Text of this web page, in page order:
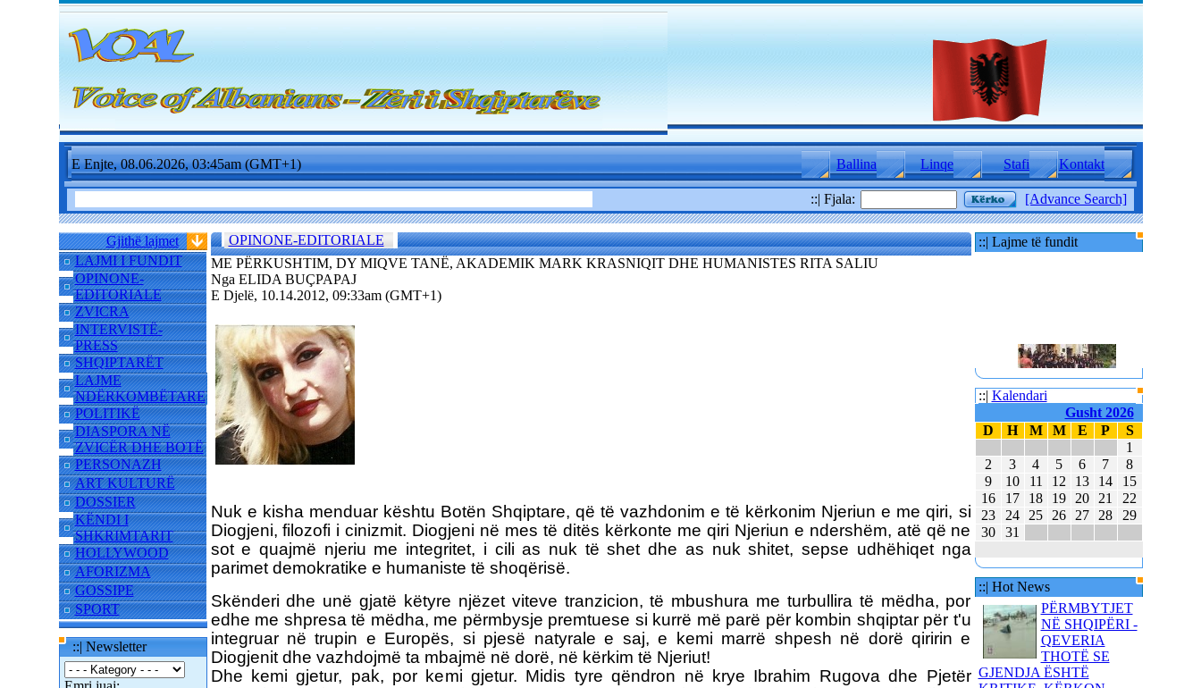
E Enjte, 08.06.2026, 03:45am (GMT+1) Ballina Linqe Stafi Kontakt
::| Fjala: [Advance Search]
Gjithë lajmet
LAJMI I FUNDIT
OPINONE-
EDITORIALE
ZVICRA
INTERVISTË-
PRESS
SHQIPTARËT
LAJME
NDËRKOMBËTARE
POLITIKË
DIASPORA NË
ZVICËR DHE BOTË
PERSONAZH
ART KULTURË
DOSSIER
KËNDI I
SHKRIMTARIT
HOLLYWOOD
AFORIZMA
GOSSIPE
SPORT
::| Newsletter
OPINONE-EDITORIALE
ME PËRKUSHTIM, DY MIQVE TANË, AKADEMIK MARK KRASNIQIT DHE HUMANISTES RITA SALIU
Nga ELIDA BUÇPAPAJ
E Djelë, 10.14.2012, 09:33am (GMT+1)
Nuk e kisha menduar kështu Botën Shqiptare, që të vazhdonim e të kërkonim Njeriun e me qiri, si
Diogjeni, filozofi i cinizmit. Diogjeni në mes të ditës kërkonte me qiri Njeriun e ndershëm, atë që ne
sot e quajmë njeriu me integritet, i cili as nuk të shet dhe as nuk shitet, sepse udhëhiqet nga
parimet demokratike e humaniste të shoqërisë.
Skënderi dhe unë gjatë këtyre njëzet viteve tranzicion, të mbushura me turbullira të mëdha, por
edhe me shpresa të mëdha, me përmbysje premtuese si kurrë më parë për kombin shqiptar për t'u
integruar në trupin e Europës, si pjesë natyrale e saj, e kemi marrë shpesh në dorë qiririn e
Diogjenit dhe vazhdojmë ta mbajmë në dorë, në kërkim të Njeriut!
Dhe kemi gjetur, pak, por kemi gjetur. Midis tyre qëndron në krye Ibrahim Rugova dhe Pjetër
::| Lajme të fundit
80 TË RINJ AMERIKANË
E MBAJTËN PARA
KUVENDIT KONCERTIN
ME KËNGË PATRIOTIKE
SHQIPTARE
KËNGËTARJA
BRITANIKE E SHTYN
UDHËTIMIN NË
HAPËSIRË
JUVENTUS DHE
FINALEN EVROPIANE
POLAKËT PO
PËRGATITEN PËR LUFTË
REPUBLIKA E KOSOVËS
DHE REPUBLIKA E
SHQIPËRISË - BASHKË
NË KANË
::| Kalendari
Gusht 2026
D
H M M E P
S
1
2
3 4 5 6 7
8
9
10 11 12 13 14
15
16
17 18 19 20 21
22
23
24 25 26 27 28
29
30
31
::| Hot News
PËRMBYTJET
NË SHQIPËRI -
QEVERIA
THOTË SE
GJENDJA ËSHTË